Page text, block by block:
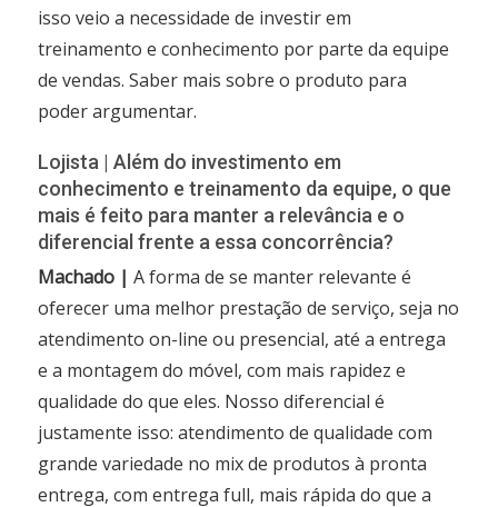
isso veio a necessidade de investir em
treinamento e conhecimento por parte da equipe
de vendas. Saber mais sobre o produto para
poder argumentar.
Lojista | Além do investimento em
conhecimento e treinamento da equipe, o que
mais é feito para manter a relevância e o
diferencial frente a essa concorrência?
Machado |A forma de se manter relevante é
oferecer uma melhor prestação de serviço, seja no
atendimento on-line ou presencial, até a entrega
e a montagem do móvel, com mais rapidez e
qualidade do que eles. Nosso diferencial é
justamente isso: atendimento de qualidade com
grande variedade no mix de produtos à pronta
entrega, com entrega full, mais rápida do que a